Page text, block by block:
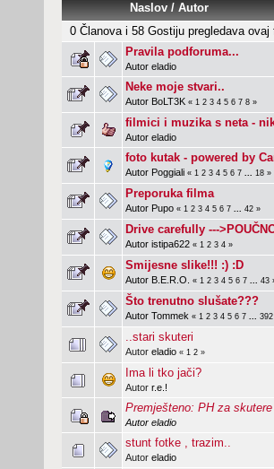
Naslov/Autor
0 Članova i 58 Gostiju pregledava ovaj
Pravila podforuma...
Autor eladio
Neke moje stvari..
Autor BoLT3K « 1 2 3 4 5 6 7 8 »
filmici i muzika s neta -
Autor eladio
foto kutak - powered by
Autor Poggiali « 1 2 3 4 5 6 7 ... 18 »
Preporuka filma
Autor Pupo « 1 2 3 4 5 6 7 ... 42 »
Drive carefully ---
Autor istipa622 « 1 2 3 4 »
Smijesne slike!!! :) :D
Autor B.E.R.O. « 1 2 3 4 5 6 7 ... 43
Što trenutno slušate???
Autor Tommek « 1 2 3 4 5 6 7 ... 392
..stari skuteri
Autor eladio « 1 2 »
Ima li tko jači?
Autor r.e.!
Premješteno: PH za
Autor eladio
stunt fotke , trazim..
Autor eladio